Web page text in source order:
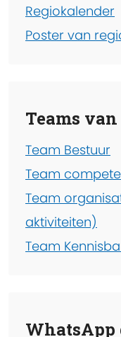
Regiokalender
Poster van
Teams
Team Bestuur
Team
Team
aktiviteiten)
Team
WhatsApp